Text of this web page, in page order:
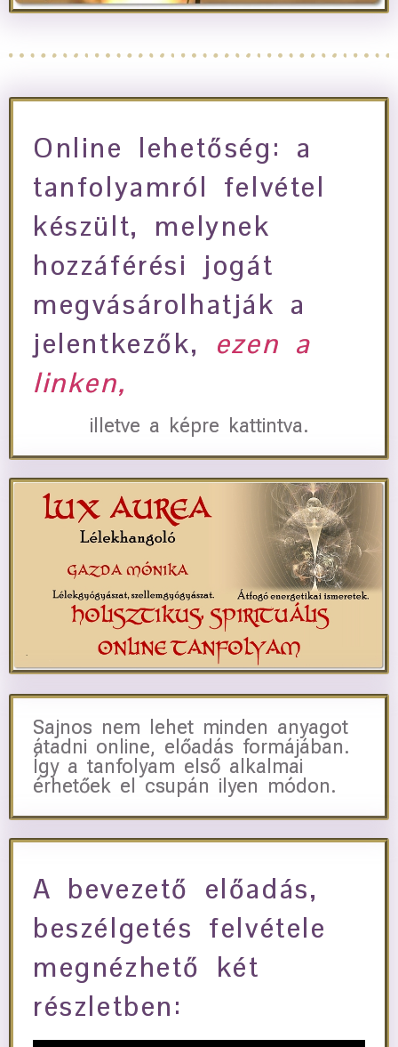
Online lehetőség: a
tanfolyamról felvétel
készült, melynek
hozzáférési jogát
megvásárolhatják a
jelentkezők, ezen a
linken,
illetve a képre kattintva.
Sajnos nem lehet minden anyagot
átadni online, előadás formájában.
Így a tanfolyam első alkalmai
érhetőek el csupán ilyen módon.
A bevezető előadás,
beszélgetés felvétele
megnézhető két
részletben: